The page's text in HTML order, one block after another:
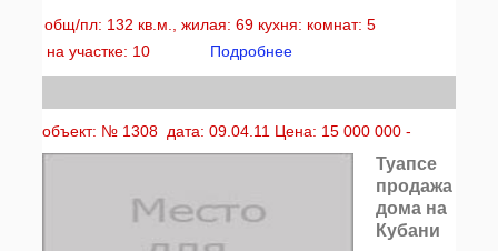
общ/пл: 132 кв.м., жилая: 69 кухня: комнат: 5
на участке: 10
Подробнее
объект: № 1308 дата: 09.04.11 Цена: 15 000 000 -
Туапсе
продажа
дома на
Кубани